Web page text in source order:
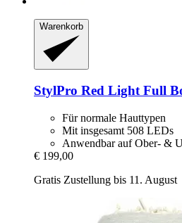
Warenkorb
StylPro Red Light Full
Für normale Hauttypen
Mit insgesamt 508 LEDs
Anwendbar auf Ober- &
€ 199,00
Gratis Zustellung bis 11. August